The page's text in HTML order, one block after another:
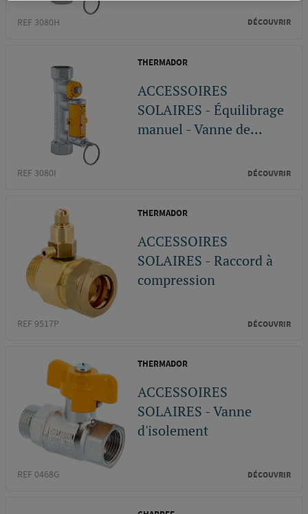
REF 3080H DÉCOUVRIR
THERMADOR
ACCESSOIRES
SOLAIRES - Équilibrage
manuel - Vanne de...
REF 3080I DÉCOUVRIR
THERMADOR
ACCESSOIRES
SOLAIRES - Raccord à
compression
REF 9517P DÉCOUVRIR
THERMADOR
ACCESSOIRES
SOLAIRES - Vanne
d'isolement
REF 0468G DÉCOUVRIR